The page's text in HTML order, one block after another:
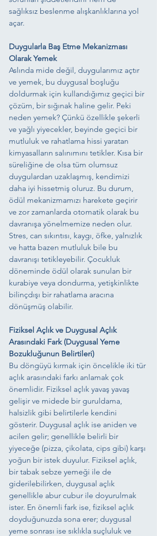
sağlıksız beslenme alışkanlıklarına yol
açar.
Duygularla Baş Etme Mekanizması
Olarak Yemek
Aslında mide değil, duygularımız açtır
ve yemek, bu duygusal boşluğu
doldurmak için kullandığımız geçici bir
çözüm, bir sığınak haline gelir. Peki
neden yemek? Çünkü özellikle şekerli
ve yağlı yiyecekler, beyinde geçici bir
mutluluk ve rahatlama hissi yaratan
kimyasalların salınımını tetikler. Kısa bir
süreliğine de olsa tüm olumsuz
duygulardan uzaklaşmış, kendimizi
daha iyi hissetmiş oluruz. Bu durum,
ödül mekanizmamızı harekete geçirir
ve zor zamanlarda otomatik olarak bu
davranışa yönelmemize neden olur.
Stres, can sıkıntısı, kaygı, öfke, yalnızlık
ve hatta bazen mutluluk bile bu
davranışı tetikleyebilir. Çocukluk
döneminde ödül olarak sunulan bir
kurabiye veya dondurma, yetişkinlikte
bilinçdışı bir rahatlama aracına
dönüşmüş olabilir.
Fiziksel Açlık ve Duygusal Açlık
Arasındaki Fark (Duygusal Yeme
Bozukluğunun Belirtileri)
Bu döngüyü kırmak için öncelikle iki tür
açlık arasındaki farkı anlamak çok
önemlidir. Fiziksel açlık yavaş yavaş
gelişir ve midede bir guruldama,
halsizlik gibi belirtilerle kendini
gösterir. Duygusal açlık ise aniden ve
acilen gelir; genellikle belirli bir
yiyeceğe (pizza, çikolata, cips gibi) karşı
yoğun bir istek duyulur. Fiziksel açlık,
bir tabak sebze yemeği ile de
giderilebilirken, duygusal açlık
genellikle abur cubur ile doyurulmak
ister. En önemli fark ise, fiziksel açlık
doyduğunuzda sona erer; duygusal
yeme sonrası ise sıklıkla suçluluk ve